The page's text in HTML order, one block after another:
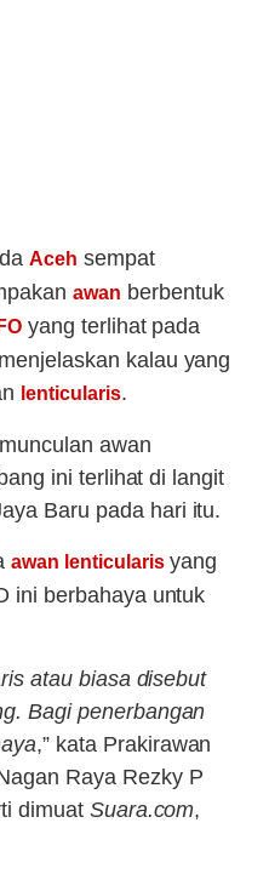
Aceh sempat
awan berbentuk
yang terlihat pada
kalau yang
lenticularis.
awan
ini terlihat di langit
Baru pada hari itu.
awan lenticularisyang
ini berbahaya untuk
atau biasa disebut
Bagi penerbangan
,” kata Prakirawan
Raya Rezky P
dimuat Suara.com,